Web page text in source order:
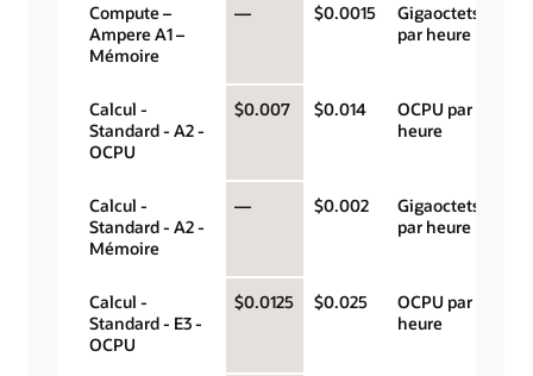
Compute –
Ampere A1 –
Mémoire
— $0.0015
Gigaoctets
par heure
Calcul -
Standard - A2 -
OCPU
$0.007 $0.014
OCPU par
heure
Calcul -
Standard - A2 -
Mémoire
— $0.002
Gigaoctets
par heure
Calcul -
Standard - E3 -
OCPU
$0.0125 $0.025
OCPU par
heure